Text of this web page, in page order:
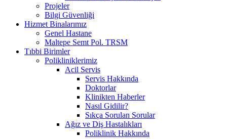
Projeler
Bilgi Güvenliği
Hizmet Binalarımız
Genel Hastane
Maltepe Semt Pol. TRSM
Tıbbi Birimler
Polikliniklerimiz
Acil Servis
Servis Hakkında
Doktorlar
Klinikten Haberler
Nasıl Gidilir?
Sıkça Sorulan Sorular
Ağız ve Diş Hastalıkları
Poliklinik Hakkında